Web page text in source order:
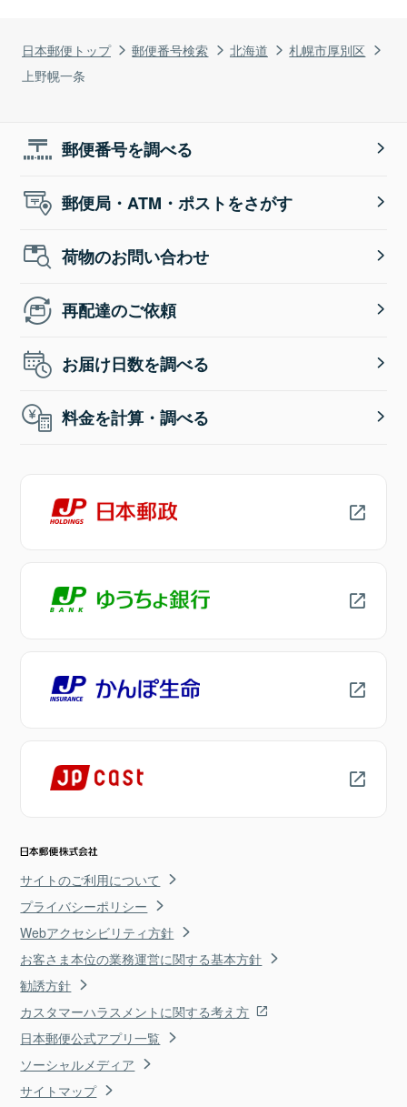
日本郵便トップ 郵便番号検索 北海道
札幌市厚別区
上野幌一条
郵便番号を調べる
郵便局・ATM・ポストをさがす
荷物のお問い合わせ
再配達のご依頼
お届け日数を調べる
料金を計算・調べる
サイトのご利用について
プライバシーポリシー
Webアクセシビリティ方針
お客さま本位の業務運営に関する基本方針
勧誘方針
カスタマーハラスメントに関する考え方
日本郵便公式アプリ一覧
ソーシャルメディア
サイトマップ